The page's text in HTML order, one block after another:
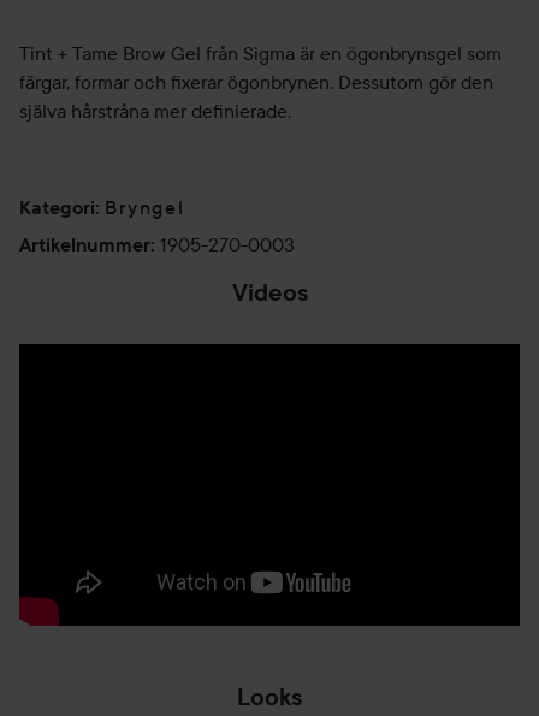
Tint + Tame Brow Gel från Sigma är en ögonbrynsgel som
färgar, formar och fixerar ögonbrynen. Dessutom gör den
själva hårstråna mer definierade.
Kategori: Bryngel
Artikelnummer: 1905-270-0003
Videos
Looks